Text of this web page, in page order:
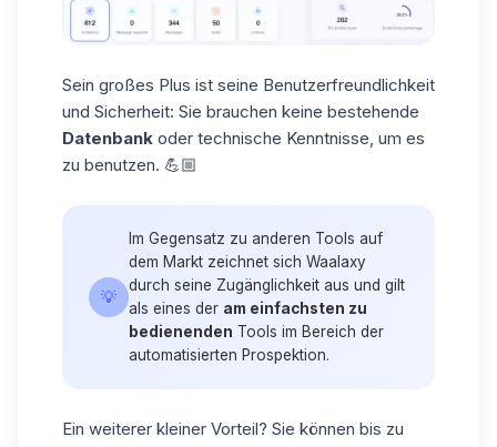
Sein großes Plus ist seine Benutzerfreundlichkeit
und Sicherheit: Sie brauchen keine bestehende
Datenbank oder technische Kenntnisse, um es
zu benutzen. 💪🏼
💡
Im Gegensatz zu anderen Tools auf
dem Markt zeichnet sich Waalaxy
durch seine Zugänglichkeit aus und gilt
als eines der am einfachsten zu
bedienenden Tools im Bereich der
automatisierten Prospektion.
Ein weiterer kleiner Vorteil? Sie können bis zu